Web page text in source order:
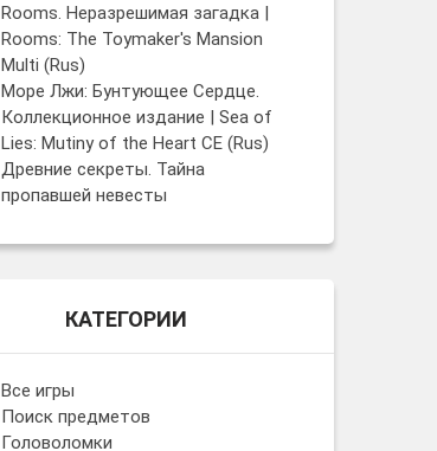
Rooms. Неразрешимая загадка |
Rooms: The Toymaker's Mansion
Multi (Rus)
Море Лжи: Бунтующее Сердце.
Коллекционное издание | Sea of
Lies: Mutiny of the Heart CE (Rus)
Древние секреты. Тайна
пропавшей невесты
КАТЕГОРИИ
Все игры
Поиск предметов
Головоломки